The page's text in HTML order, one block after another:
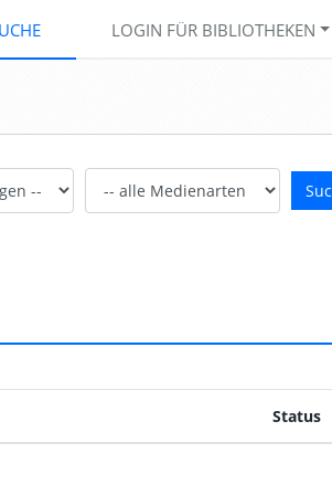
LOGIN FÜR BIBLIOTHEKEN
Medienarten:
Status